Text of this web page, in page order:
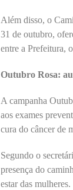
Além disso, o
31 de outubro,
entre a Prefeitura,
Outubro Rosa:
A campanha
aos exames
cura do câncer de
Segundo o
presença do
estar das mulheres.